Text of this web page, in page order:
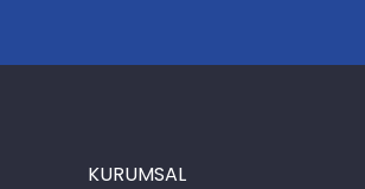
KURUMSAL